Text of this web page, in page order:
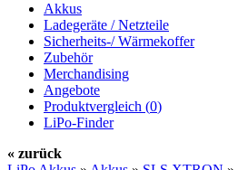
Akkus
Ladegeräte / Netzteile
Sicherheits-/ Wärmekoffer
Zubehör
Merchandising
Angebote
Produktvergleich (0)
LiPo-Finder
« zurück